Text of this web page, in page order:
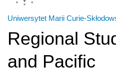
Uniwersytet Marii Curie-
Regional
and Pacific